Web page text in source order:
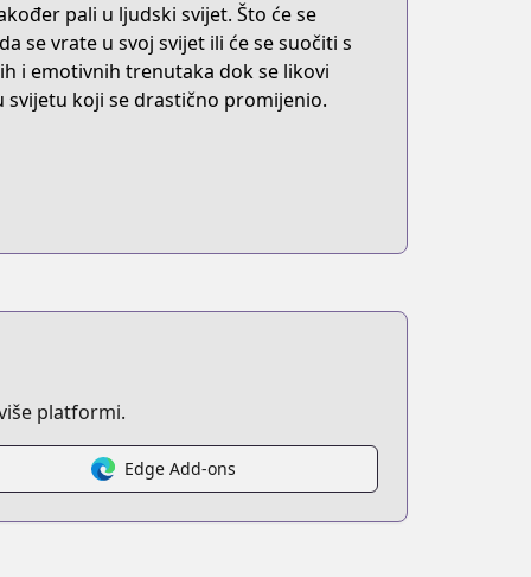
pali u ljudski svijet. Što će se
se vrate u svoj svijet ili će se suočiti s
i emotivnih trenutaka dok se likovi
koji se drastično promijenio.
platformi.
Edge Add-ons